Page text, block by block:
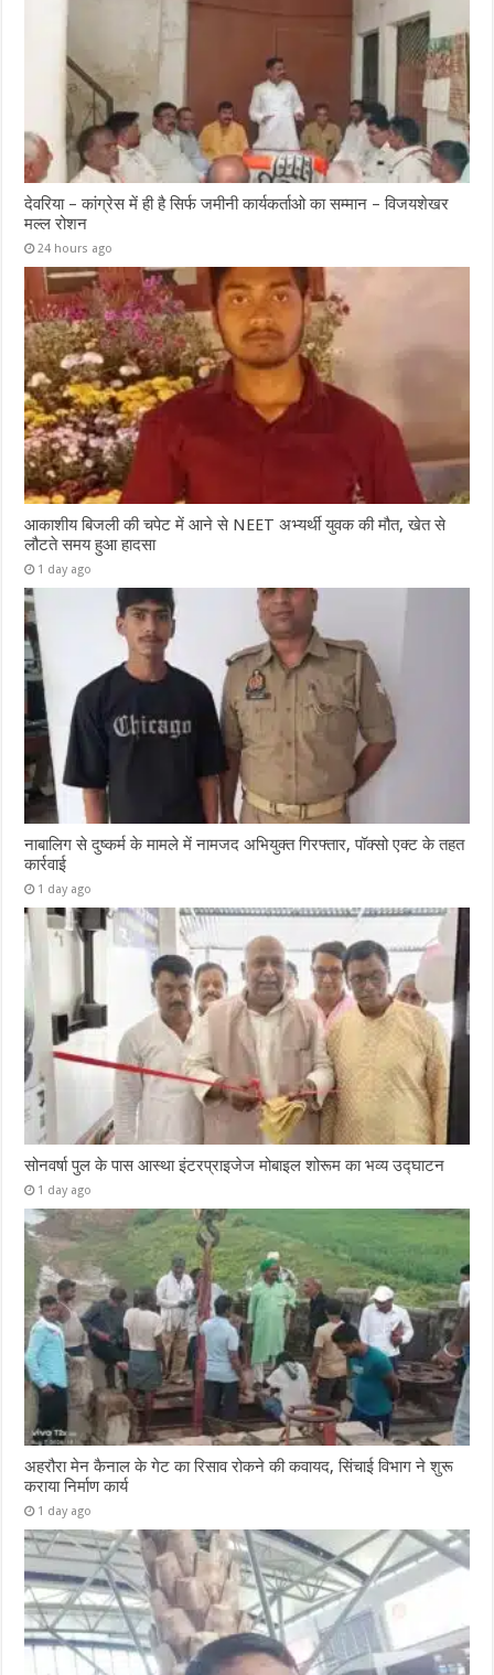
देवरिया – कांग्रेस में ही है सिर्फ जमीनी कार्यकर्ताओ का सम्मान – विजयशेखर
मल्ल रोशन
24 hours ago
आकाशीय बिजली की चपेट में आने से NEET अभ्यर्थी युवक की मौत, खेत से
लौटते समय हुआ हादसा
1 day ago
नाबालिग से दुष्कर्म के मामले में नामजद अभियुक्त गिरफ्तार, पॉक्सो एक्ट के तहत
कार्रवाई
1 day ago
सोनवर्षा पुल के पास आस्था इंटरप्राइजेज मोबाइल शोरूम का भव्य उद्घाटन
1 day ago
अहरौरा मेन कैनाल के गेट का रिसाव रोकने की कवायद, सिंचाई विभाग ने शुरू
कराया निर्माण कार्य
1 day ago